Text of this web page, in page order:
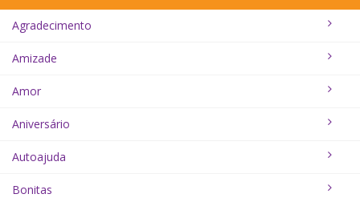
Agradecimento
Amizade
Amor
Aniversário
Autoajuda
Bonitas